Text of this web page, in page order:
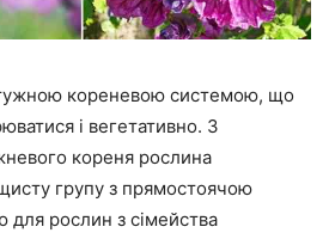
кореневою системою, що
і вегетативно. З
кореня рослина
групу з прямостоячою
рослин з сімейства